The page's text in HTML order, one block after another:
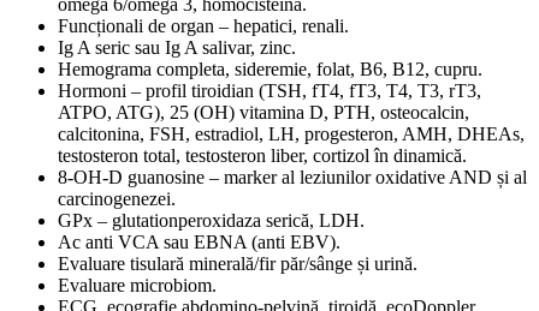
Funcționali de organ – hepatici, renali.
Ig A seric sau Ig A salivar, zinc.
Hemograma completa, sideremie, folat, B6, B12, cupru.
Hormoni – profil tiroidian (TSH, fT4, fT3, T4, T3, rT3,
ATPO, ATG), 25 (OH) vitamina D, PTH, osteocalcin,
calcitonina, FSH, estradiol, LH, progesteron, AMH, DHEAs,
testosteron total, testosteron liber, cortizol în dinamică.
8-OH-D guanosine – marker al leziunilor oxidative AND și al
carcinogenezei.
GPx – glutationperoxidaza serică, LDH.
Ac anti VCA sau EBNA (anti EBV).
Evaluare tisulară minerală/fir păr/sânge și urină.
Evaluare microbiom.
ECG, ecografie abdomino-pelvină, tiroidă, ecoDoppler